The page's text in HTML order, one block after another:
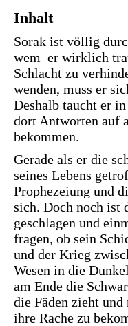
Inhalt
Sorak ist völlig
wem er wirklich
Schlacht zu
wenden, muss er
Deshalb taucht er
dort Antworten auf
bekommen.
Gerade als er die
seines Lebens
Prophezeiung und
sich. Doch noch ist
geschlagen und
fragen, ob sein
und der Krieg
Wesen in die
am Ende die
die Fäden zieht
ihre Rache zu